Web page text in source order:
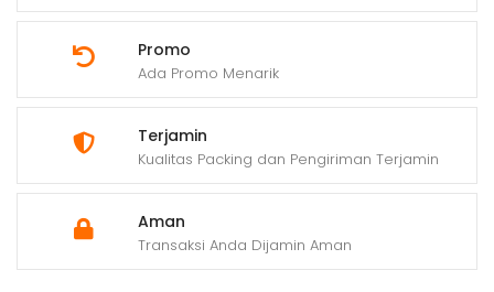
Promo
Ada Promo Menarik
Terjamin
Kualitas Packing dan Pengiriman Terjamin
Aman
Transaksi Anda Dijamin Aman